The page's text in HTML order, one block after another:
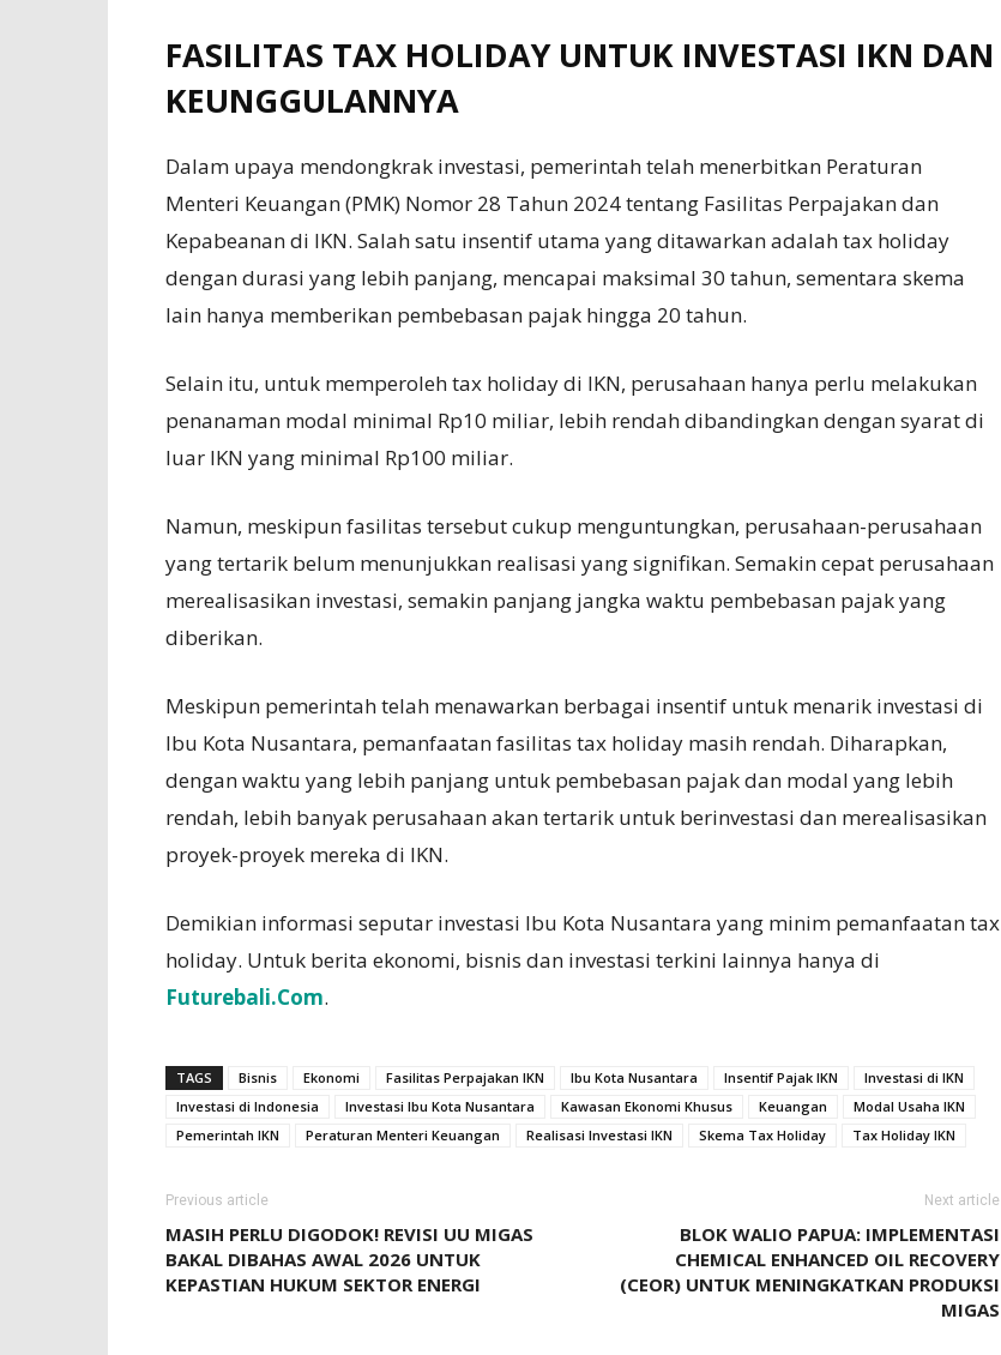
FASILITAS TAX HOLIDAY UNTUK INVESTASI IKN DAN
KEUNGGULANNYA
Dalam upaya mendongkrak investasi, pemerintah telah menerbitkan Peraturan
Menteri Keuangan (PMK) Nomor 28 Tahun 2024 tentang Fasilitas Perpajakan dan
Kepabeanan di IKN. Salah satu insentif utama yang ditawarkan adalah tax holiday
dengan durasi yang lebih panjang, mencapai maksimal 30 tahun, sementara skema
lain hanya memberikan pembebasan pajak hingga 20 tahun.
Selain itu, untuk memperoleh tax holiday di IKN, perusahaan hanya perlu melakukan
penanaman modal minimal Rp10 miliar, lebih rendah dibandingkan dengan syarat di
luar IKN yang minimal Rp100 miliar.
Namun, meskipun fasilitas tersebut cukup menguntungkan, perusahaan-perusahaan
yang tertarik belum menunjukkan realisasi yang signifikan. Semakin cepat perusahaan
merealisasikan investasi, semakin panjang jangka waktu pembebasan pajak yang
diberikan.
Meskipun pemerintah telah menawarkan berbagai insentif untuk menarik investasi di
Ibu Kota Nusantara, pemanfaatan fasilitas tax holiday masih rendah. Diharapkan,
dengan waktu yang lebih panjang untuk pembebasan pajak dan modal yang lebih
rendah, lebih banyak perusahaan akan tertarik untuk berinvestasi dan merealisasikan
proyek-proyek mereka di IKN.
Demikian informasi seputar investasi Ibu Kota Nusantara yang minim pemanfaatan tax
holiday. Untuk berita ekonomi, bisnis dan investasi terkini lainnya hanya di
Futurebali.Com.
TAGS Bisnis Ekonomi Fasilitas Perpajakan IKN Ibu Kota Nusantara Insentif Pajak IKN
Investasi di IKN
Investasi di Indonesia
Investasi Ibu Kota Nusantara Kawasan Ekonomi Khusus Keuangan
Modal Usaha IKN
Pemerintah IKN
Peraturan Menteri Keuangan Realisasi Investasi IKN Skema Tax Holiday Tax Holiday IKN
Previous article
MASIH PERLU DIGODOK! REVISI UU MIGAS
BAKAL DIBAHAS AWAL 2026 UNTUK
KEPASTIAN HUKUM SEKTOR ENERGI
Next article
BLOK WALIO PAPUA: IMPLEMENTASI
CHEMICAL ENHANCED OIL RECOVERY
(CEOR) UNTUK MENINGKATKAN PRODUKSI
MIGAS